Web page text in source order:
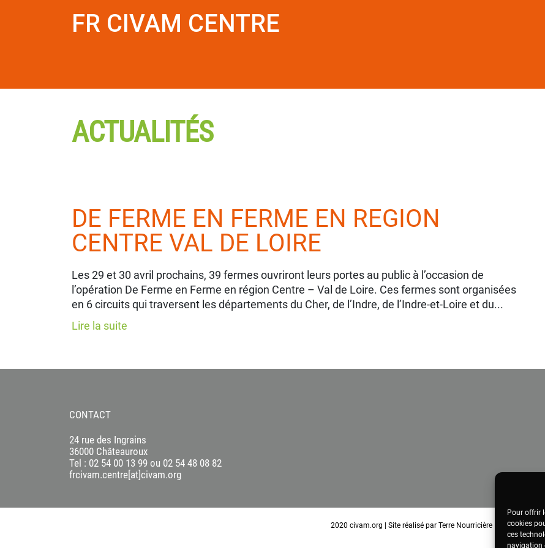
Pour offrir
cookies
ces
navigation
FR CIVAM CENTRE
ACTUALITÉS
DE FERME EN FERME EN REGION
CENTRE VAL DE LOIRE
Les 29 et 30 avril prochains, 39 fermes ouvriront leurs portes au public à l’occasion de
l’opération De Ferme en Ferme en région Centre – Val de Loire. Ces fermes sont organisées
en 6 circuits qui traversent les départements du Cher, de l’Indre, de l’Indre-et-Loire et du...
Lire la suite
CONTACT
24 rue des Ingrains
36000 Châteauroux
Tel : 02 54 00 13 99 ou 02 54 48 08 82
frcivam.centre[at]civam.org
2020 civam.org Site réalisé par Terre Nourricière